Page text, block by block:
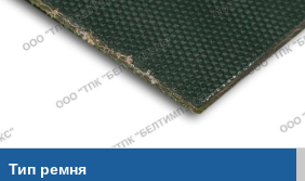
Тип ремня